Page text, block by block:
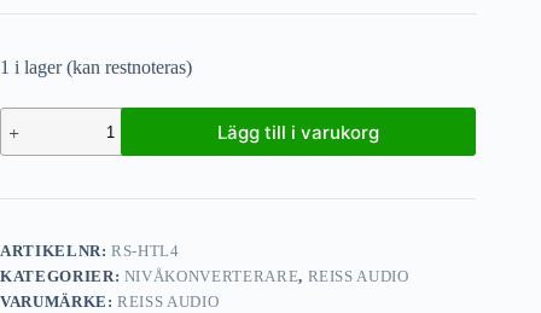
1 i lager (kan restnoteras)
Lägg till i varukorg
ARTIKELNR:RS-HTL4
KATEGORIER: NIVÅKONVERTERARE, REISS AUDIO
VARUMÄRKE:REISS AUDIO